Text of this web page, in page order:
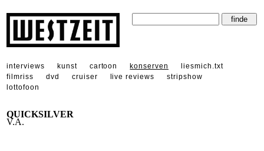
interviews kunst cartoon konserven
liesmich.txt
filmriss
dvd cruiser live reviews
stripshow
lottofoon
QUICKSILVER
V.A.